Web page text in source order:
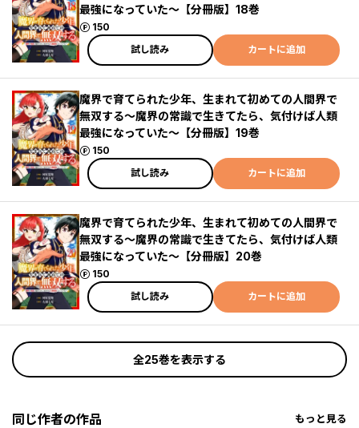
最強になっていた～【分冊版】18巻
150
ポイント
試し読み
カートに追加
魔界で育てられた少年、生まれて初めての人間界で
無双する～魔界の常識で生きてたら、気付けば人類
最強になっていた～【分冊版】19巻
150
ポイント
試し読み
カートに追加
魔界で育てられた少年、生まれて初めての人間界で
無双する～魔界の常識で生きてたら、気付けば人類
最強になっていた～【分冊版】20巻
150
ポイント
試し読み
カートに追加
全25巻を表示する
同じ作者の作品 もっと見る